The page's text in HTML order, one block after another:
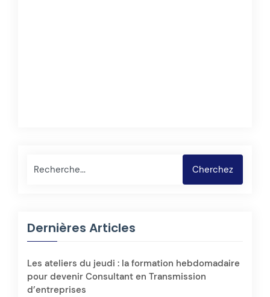
Rechercher Cherchez
Dernières Articles
Les ateliers du jeudi : la formation hebdomadaire
pour devenir Consultant en Transmission
d’entreprises